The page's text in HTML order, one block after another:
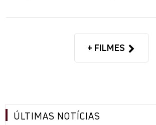
+ FILMES
ÚLTIMAS NOTÍCIAS